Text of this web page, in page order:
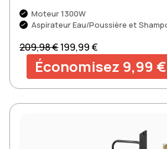
Moteur 1300W
Aspirateur Eau/Poussière et
Prix normal
209,98 €Prix soldé
199,99 €
Économisez 9,99 €